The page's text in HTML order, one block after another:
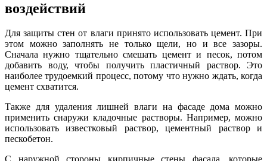
воздействий
Для защиты стен от влаги принято использовать цемент. При
этом можно заполнять не только щели, но и все зазоры.
Сначала нужно тщательно смешать цемент и песок, потом
добавить воду, чтобы получить пластичный раствор. Это
наиболее трудоемкий процесс, потому что нужно ждать, когда
цемент схватится.
Также для удаления лишней влаги на фасаде дома можно
применить снаружи кладочные растворы. Например, можно
использовать известковый раствор, цементный раствор и
пескобетон.